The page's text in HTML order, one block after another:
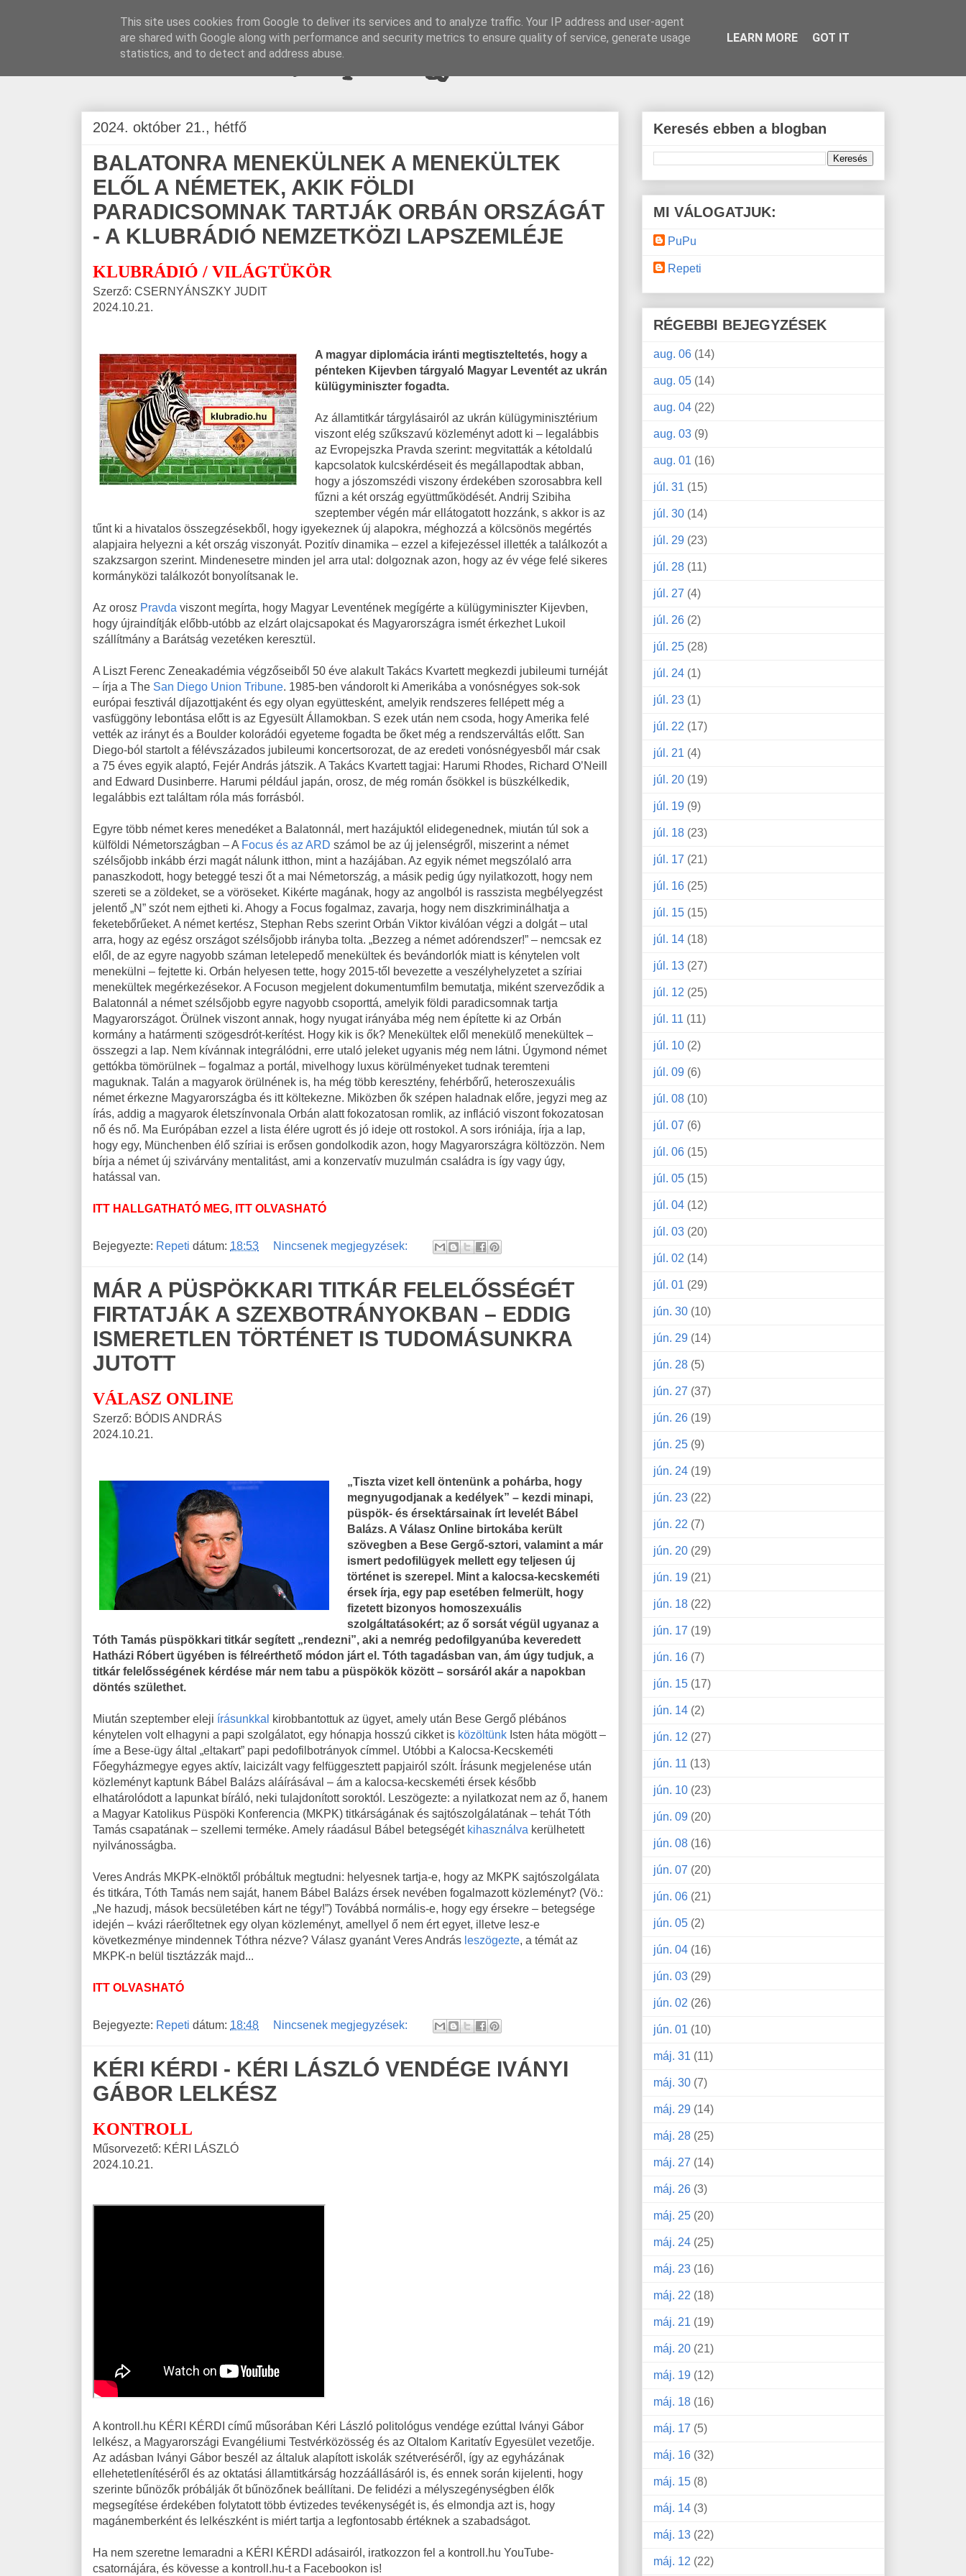
BLOGÁSZAT, napi blogjava
2024. október 21., hétfő
BALATONRA MENEKÜLNEK A MENEKÜLTEK
ELŐL A NÉMETEK, AKIK FÖLDI
PARADICSOMNAK TARTJÁK ORBÁN ORSZÁGÁT
- A KLUBRÁDIÓ NEMZETKÖZI LAPSZEMLÉJE
KLUBRÁDIÓ / VILÁGTÜKÖR
Szerző: CSERNYÁNSZKY JUDIT
2024.10.21.
A magyar diplomácia iránti megtiszteltetés, hogy a
pénteken Kijevben tárgyaló Magyar Leventét az ukrán
külügyminiszter fogadta.
Az államtitkár tárgylásairól az ukrán külügyminisztérium
viszont elég szűkszavú közleményt adott ki – legalábbis
az Evropejszka Pravda szerint: megvitatták a kétoldalú
kapcsolatok kulcskérdéseit és megállapodtak abban,
hogy a jószomszédi viszony érdekében szorosabbra kell
fűzni a két ország együttműködését. Andrij Szibiha
szeptember végén már ellátogatott hozzánk, s akkor is az
tűnt ki a hivatalos összegzésekből, hogy igyekeznek új alapokra, méghozzá a kölcsönös megértés
alapjaira helyezni a két ország viszonyát. Pozitív dinamika – ezzel a kifejezéssel illették a találkozót a
szakzsargon szerint. Mindenesetre minden jel arra utal: dolgoznak azon, hogy az év vége felé sikeres
kormányközi találkozót bonyolítsanak le.
Az orosz Pravda viszont megírta, hogy Magyar Leventének megígérte a külügyminiszter Kijevben,
hogy újraindítják előbb-utóbb az elzárt olajcsapokat és Magyarországra ismét érkezhet Lukoil
szállítmány a Barátság vezetéken keresztül.
A Liszt Ferenc Zeneakadémia végzőseiből 50 éve alakult Takács Kvartett megkezdi jubileumi turnéját
– írja a The San Diego Union Tribune. 1985-ben vándorolt ki Amerikába a vonósnégyes sok-sok
európai fesztivál díjazottjaként és egy olyan együttesként, amelyik rendszeres fellépett még a
vasfüggöny lebontása előtt is az Egyesült Államokban. S ezek után nem csoda, hogy Amerika felé
vették az irányt és a Boulder kolorádói egyeteme fogadta be őket még a rendszerváltás előtt. San
Diego-ból startolt a félévszázados jubileumi koncertsorozat, de az eredeti vonósnégyesből már csak
a 75 éves egyik alaptó, Fejér András játszik. A Takács Kvartett tagjai: Harumi Rhodes, Richard O’Neill
and Edward Dusinberre. Harumi például japán, orosz, de még román ősökkel is büszkélkedik,
legalábbis ezt találtam róla más forrásból.
Egyre több német keres menedéket a Balatonnál, mert hazájuktól elidegenednek, miután túl sok a
külföldi Németországban – A Focus és az ARD számol be az új jelenségről, miszerint a német
szélsőjobb inkább érzi magát nálunk itthon, mint a hazájában. Az egyik német megszólaló arra
panaszkodott, hogy beteggé teszi őt a mai Németország, a másik pedig úgy nyilatkozott, hogy nem
szereti se a zöldeket, se a vöröseket. Kikérte magának, hogy az angolból is rasszista megbélyegzést
jelentő „N” szót nem ejtheti ki. Ahogy a Focus fogalmaz, zavarja, hogy nem diszkriminálhatja a
feketebőrűeket. A német kertész, Stephan Rebs szerint Orbán Viktor kiválóan végzi a dolgát – utal
arra, hogy az egész országot szélsőjobb irányba tolta. „Bezzeg a német adórendszer!” – nemcsak ez
elől, de az egyre nagyobb száman letelepedő menekültek és bevándorlók miatt is kénytelen volt
menekülni – fejtette ki. Orbán helyesen tette, hogy 2015-től bevezette a veszélyhelyzetet a szíriai
menekültek megérkezésekor. A Focuson megjelent dokumentumfilm bemutatja, miként szerveződik a
Balatonnál a német szélsőjobb egyre nagyobb csoporttá, amelyik földi paradicsomnak tartja
Magyarországot. Örülnek viszont annak, hogy nyugat irányába még nem építette ki az Orbán
kormány a határmenti szögesdrót-kerítést. Hogy kik is ők? Menekültek elől menekülő menekültek –
összegzi a lap. Nem kívánnak integrálódni, erre utaló jeleket ugyanis még nem látni. Úgymond német
gettókba tömörülnek – fogalmaz a portál, mivelhogy luxus körülményeket tudnak teremteni
maguknak. Talán a magyarok örülnének is, ha még több keresztény, fehérbőrű, heteroszexuális
német érkezne Magyarországba és itt költekezne. Miközben ők szépen haladnak előre, jegyzi meg az
írás, addig a magyarok életszínvonala Orbán alatt fokozatosan romlik, az infláció viszont fokozatosan
nő és nő. Ma Európában ezzel a lista élére ugrott és jó ideje ott rostokol. A sors iróniája, írja a lap,
hogy egy, Münchenben élő szíriai is erősen gondolkodik azon, hogy Magyarországra költözzön. Nem
bírja a német új szivárvány mentalitást, ami a konzervatív muzulmán családra is így vagy úgy,
hatással van.
ITT HALLGATHATÓ MEG, ITT OLVASHATÓ
Bejegyezte: Repeti dátum: 18:53 Nincsenek megjegyzések:
MÁR A PÜSPÖKKARI TITKÁR FELELŐSSÉGÉT
FIRTATJÁK A SZEXBOTRÁNYOKBAN – EDDIG
ISMERETLEN TÖRTÉNET IS TUDOMÁSUNKRA
JUTOTT
VÁLASZ ONLINE
Szerző: BÓDIS ANDRÁS
2024.10.21.
„Tiszta vizet kell öntenünk a pohárba, hogy
megnyugodjanak a kedélyek” – kezdi minapi,
püspök- és érsektársainak írt levelét Bábel
Balázs. A Válasz Online birtokába került
szövegben a Bese Gergő-sztori, valamint a már
ismert pedofilügyek mellett egy teljesen új
történet is szerepel. Mint a kalocsa-kecskeméti
érsek írja, egy pap esetében felmerült, hogy
fizetett bizonyos homoszexuális
szolgáltatásokért; az ő sorsát végül ugyanaz a
Tóth Tamás püspökkari titkár segített „rendezni”, aki a nemrég pedofilgyanúba keveredett
Hatházi Róbert ügyében is félreérthető módon járt el. Tóth tagadásban van, ám úgy tudjuk, a
titkár felelősségének kérdése már nem tabu a püspökök között – sorsáról akár a napokban
döntés születhet.
Miután szeptember eleji írásunkkal
kirobbantottuk az ügyet, amely után Bese Gergő plébános
kénytelen volt elhagyni a papi szolgálatot, egy hónapja hosszú cikket is közöltünk Isten háta mögött –
íme a Bese-ügy által „eltakart” papi pedofilbotrányok címmel. Utóbbi a Kalocsa-Kecskeméti
Főegyházmegye egyes aktív, laicizált vagy felfüggesztett papjairól szólt. Írásunk megjelenése után
közleményt kaptunk Bábel Balázs aláírásával – ám a kalocsa-kecskeméti érsek később
elhatárolódott a lapunkat bíráló, neki tulajdonított soroktól. Leszögezte: a nyilatkozat nem az ő, hanem
a Magyar Katolikus Püspöki Konferencia (MKPK) titkárságának és sajtószolgálatának – tehát Tóth
Tamás csapatának – szellemi terméke. Amely ráadásul Bábel betegségét kihasználva kerülhetett
nyilvánosságba.
Veres András MKPK-elnöktől próbáltuk megtudni: helyesnek tartja-e, hogy az MKPK sajtószolgálata
és titkára, Tóth Tamás nem saját, hanem Bábel Balázs érsek nevében fogalmazott közleményt? (Vö.:
„Ne hazudj, mások becsületében kárt ne tégy!”) Továbbá normális-e, hogy egy érsekre – betegsége
idején – kvázi ráerőltetnek egy olyan közleményt, amellyel ő nem ért egyet, illetve lesz-e
következménye mindennek Tóthra nézve? Válasz gyanánt Veres András leszögezte, a témát az
MKPK-n belül tisztázzák majd...
ITT OLVASHATÓ
Bejegyezte: Repeti dátum: 18:48 Nincsenek megjegyzések:
KÉRI KÉRDI - KÉRI LÁSZLÓ VENDÉGE IVÁNYI
GÁBOR LELKÉSZ
KONTROLL
Műsorvezető: KÉRI LÁSZLÓ
2024.10.21.
A kontroll.hu KÉRI KÉRDI című műsorában Kéri László politológus vendége ezúttal Iványi Gábor
lelkész, a Magyarországi Evangéliumi Testvérközösség és az Oltalom Karitatív Egyesület vezetője.
Az adásban Iványi Gábor beszél az általuk alapított iskolák szétveréséről, így az egyházának
ellehetetlenítéséről és az oktatási államtitkárság hozzáállásáról is, és ennek során kijelenti, hogy
szerinte bűnözők próbálják őt bűnözőnek beállítani. De felidézi a mélyszegénységben élők
megsegítése érdekében folytatott több évtizedes tevékenységét is, és elmondja azt is, hogy
magánemberként és lelkészként is miért tartja a legfontosabb értéknek a szabadságot.
Ha nem szeretne lemaradni a KÉRI KÉRDI adásairól, iratkozzon fel a kontroll.hu YouTube-
csatornájára, és kövesse a kontroll.hu-t a Facebookon is!
Keresés ebben a blogban
MI VÁLOGATJUK:
PuPu
Repeti
RÉGEBBI BEJEGYZÉSEK
aug. 06 (14)
aug. 05 (14)
aug. 04 (22)
aug. 03 (9)
aug. 01 (16)
júl. 31 (15)
júl. 30 (14)
júl. 29 (23)
júl. 28 (11)
júl. 27 (4)
júl. 26 (2)
júl. 25 (28)
júl. 24 (1)
júl. 23 (1)
júl. 22 (17)
júl. 21 (4)
júl. 20 (19)
júl. 19 (9)
júl. 18 (23)
júl. 17 (21)
júl. 16 (25)
júl. 15 (15)
júl. 14 (18)
júl. 13 (27)
júl. 12 (25)
júl. 11 (11)
júl. 10 (2)
júl. 09 (6)
júl. 08 (10)
júl. 07 (6)
júl. 06 (15)
júl. 05 (15)
júl. 04 (12)
júl. 03 (20)
júl. 02 (14)
júl. 01 (29)
jún. 30 (10)
jún. 29 (14)
jún. 28 (5)
jún. 27 (37)
jún. 26 (19)
jún. 25 (9)
jún. 24 (19)
jún. 23 (22)
jún. 22 (7)
jún. 20 (29)
jún. 19 (21)
jún. 18 (22)
jún. 17 (19)
jún. 16 (7)
jún. 15 (17)
jún. 14 (2)
jún. 12 (27)
jún. 11 (13)
jún. 10 (23)
jún. 09 (20)
jún. 08 (16)
jún. 07 (20)
jún. 06 (21)
jún. 05 (2)
jún. 04 (16)
jún. 03 (29)
jún. 02 (26)
jún. 01 (10)
máj. 31 (11)
máj. 30 (7)
máj. 29 (14)
máj. 28 (25)
máj. 27 (14)
máj. 26 (3)
máj. 25 (20)
máj. 24 (25)
máj. 23 (16)
máj. 22 (18)
máj. 21 (19)
máj. 20 (21)
máj. 19 (12)
máj. 18 (16)
máj. 17 (5)
máj. 16 (32)
máj. 15 (8)
máj. 14 (3)
máj. 13 (22)
máj. 12 (22)
This site uses cookies from Google to deliver its services and to analyze traffic. Your IP address and user-agent
are shared with Google along with performance and security metrics to ensure quality of service, generate usage
statistics, and to detect and address abuse.
LEARN MORE GOT IT